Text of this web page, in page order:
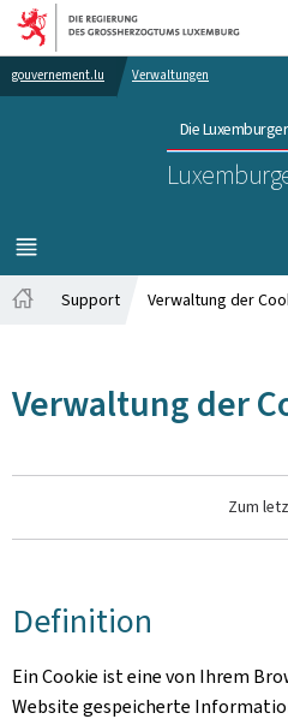
Zur Zum
gouvernement.lu Verwaltungen
Die
MENÜ
HAUPT-
Support Verwaltung der
Verwaltung der
Zum
Definition
Ein Cookie ist eine von Ihrem
Website gespeicherte